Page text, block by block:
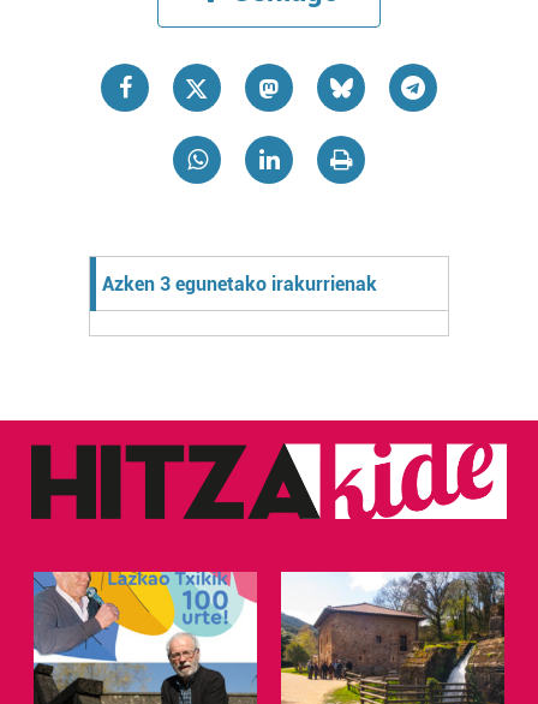
Azken 3 egunetako irakurrienak